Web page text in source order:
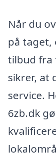
Når du
på taget,
tilbud fra
sikrer, at
service.
6zb.dk